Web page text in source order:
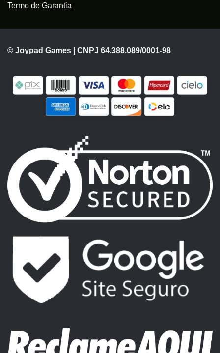
Termo de Garantia
© Joypad Games | CNPJ 64.388.089/0001-98